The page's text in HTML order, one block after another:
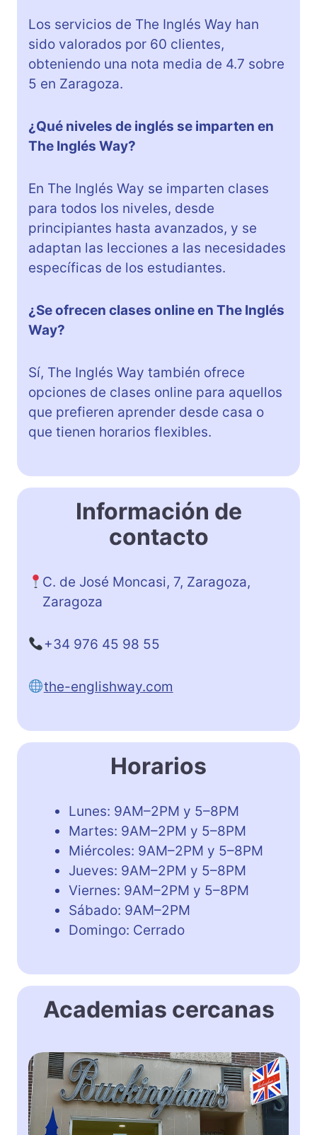
Los servicios de The Inglés Way han
sido valorados por 60 clientes,
obteniendo una nota media de 4.7 sobre
5 en Zaragoza.
¿Qué niveles de inglés se imparten en
The Inglés Way?
En The Inglés Way se imparten clases
para todos los niveles, desde
principiantes hasta avanzados, y se
adaptan las lecciones a las necesidades
específicas de los estudiantes.
¿Se ofrecen clases online en The Inglés
Way?
Sí, The Inglés Way también ofrece
opciones de clases online para aquellos
que prefieren aprender desde casa o
que tienen horarios flexibles.
Información de
contacto
C. de José Moncasi, 7, Zaragoza,
Zaragoza
+34 976 45 98 55
the-englishway.com
Horarios
Lunes: 9AM–2PM y 5–8PM
Martes: 9AM–2PM y 5–8PM
Miércoles: 9AM–2PM y 5–8PM
Jueves: 9AM–2PM y 5–8PM
Viernes: 9AM–2PM y 5–8PM
Sábado: 9AM–2PM
Domingo: Cerrado
Academias cercanas
A
c
a
d
e